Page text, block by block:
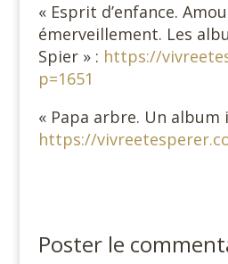
« Esprit d’enfance.
émerveillement. Les
Spier » : https://
p=1651
« Papa arbre. Un album
https://
Poster le